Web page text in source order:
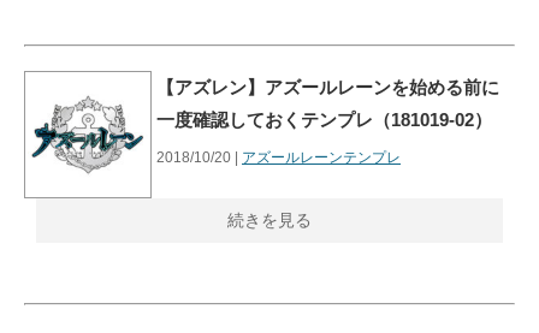
【アズレン】アズールレーンを始める前に
一度確認しておくテンプレ（181019-02）
2018/10/20 | アズールレーンテンプレ
続きを見る